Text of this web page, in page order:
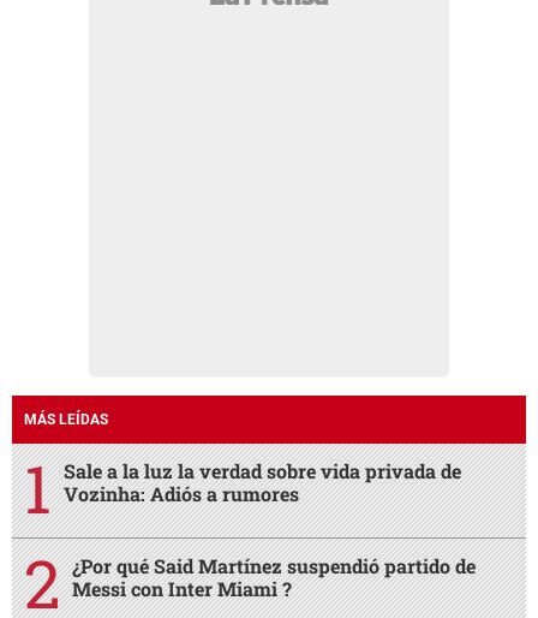
MÁS LEÍDAS
Sale a la luz la verdad sobre vida privada de
Vozinha: Adiós a rumores
¿Por qué Said Martínez suspendió partido de
Messi con Inter Miami ?